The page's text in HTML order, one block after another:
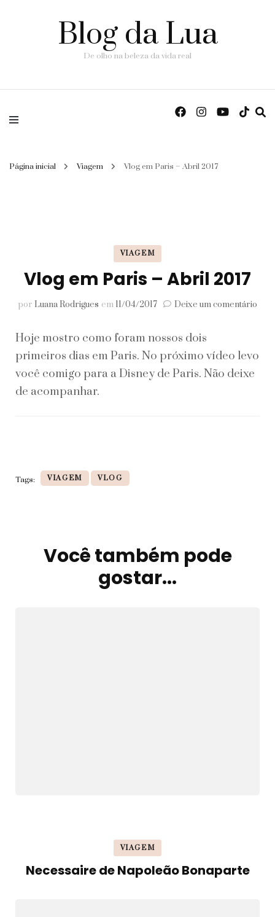
Blog da Lua
De olho na beleza da vida real
Página inicial Viagem Vlog em Paris – Abril 2017
VIAGEM
Vlog em Paris – Abril 2017
por Luana Rodrigues em 11/04/2017 Deixe um comentárioem
–
Hoje mostro como foram nossos dois
primeiros dias em Paris. No próximo vídeo levo
você comigo para a Disney de Paris. Não deixe
de acompanhar.
Tags: VIAGEM VLOG
NavegaçãoVocê também pode
gostar...
VIAGEM
Necessaire de Napoleão Bonaparte